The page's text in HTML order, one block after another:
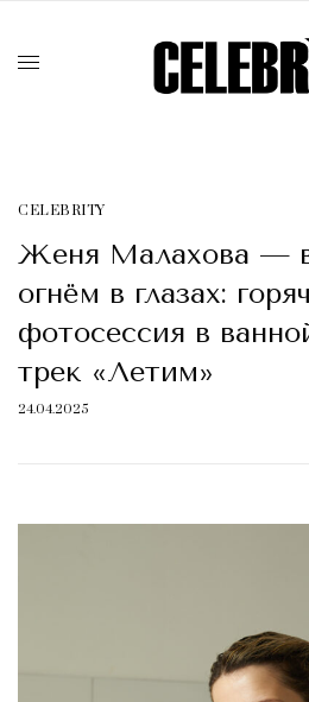
CELEBRITY
Женя Малахова —
огнём в глазах:
фотосессия в
трек «Летим»
24.04.2025